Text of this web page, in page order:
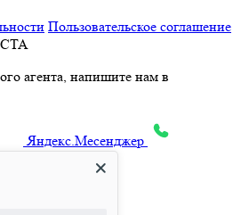
Пользовательское соглашение
агента, напишите нам в
Яндекс.Месенджер